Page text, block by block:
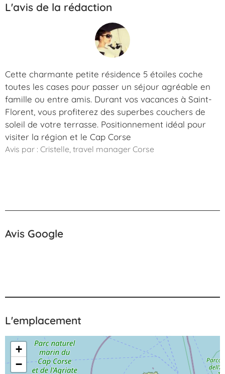
L'avis de la rédaction
Cette charmante petite résidence 5 étoiles coche
toutes les cases pour passer un séjour agréable en
famille ou entre amis. Durant vos vacances à Saint-
Florent, vous profiterez des superbes couchers de
soleil de votre terrasse. Positionnement idéal pour
visiter la région et le Cap Corse
Avis par : Cristelle, travel manager Corse
Avis Google
L'emplacement
+
−